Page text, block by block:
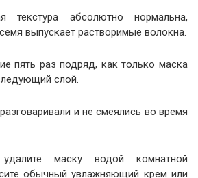
текстура абсолютно нормальна,
выпускает растворимые волокна.
пять раз подряд, как только маска
слой.
и не смеялись во время
маску водой комнатной
обычный увлажняющий крем или